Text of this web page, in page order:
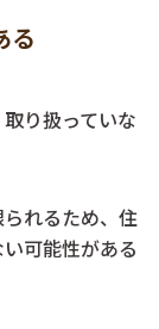
る
り扱っていな
れるため、住
可能性がある